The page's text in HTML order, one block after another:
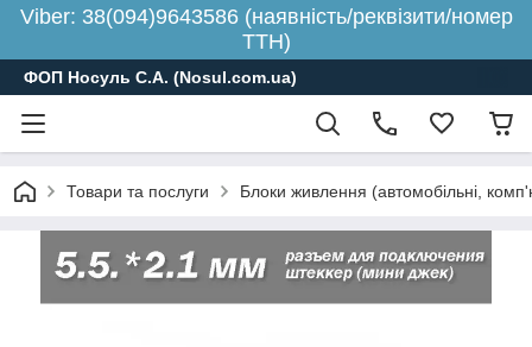
Viber: 38(094)9643586 (наявність/реквізити/номер
ТТН)
ФОП Носуль С.А. (Nosul.com.ua)
Товари та послуги Блоки живлення (автомобільні,